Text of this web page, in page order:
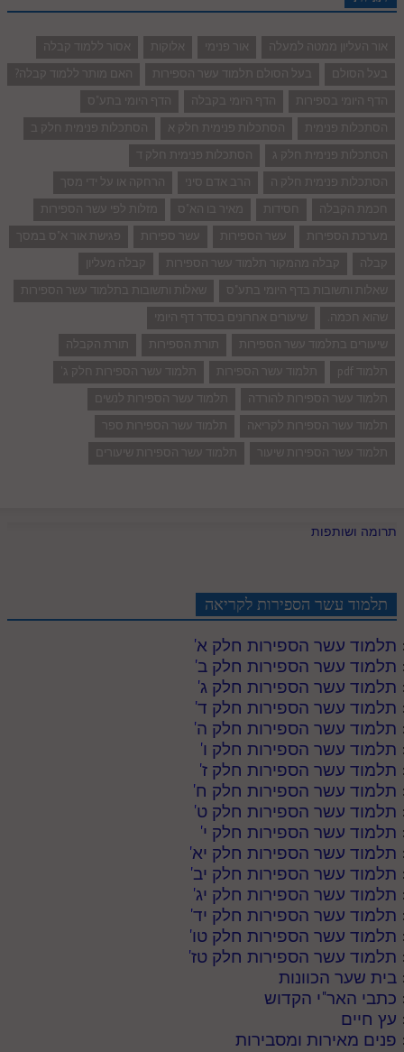
אור העליון ממטה למעלה אור פנימי אלוקות
אסור ללמוד קבלה
בעל הסולם
בעל הסולם תלמוד עשר הספירות
האם מותר ללמוד קבלה?
הדף היומי בספירות
הדף היומי בקבלה
הדף היומי בתע"ס
הסתכלות פנימית
הסתכלות פנימית חלק א
הסתכלות פנימית חלק ב
הסתכלות פנימית חלק ג
הסתכלות פנימית חלק ד
הסתכלות פנימית חלק ה
הרב אדם סיני
הרחקה או על ידי מסך
חכמת הקבלה
חסידות מאיר בו הא"ס
מזלות לפי עשר הספירות
מערכת הספירות
עשר הספירות עשר ספירות
פגישת אור א"ס במסך
קבלה
קבלה מהמקור תלמוד עשר הספירות
קבלה מעליון
שאלות ותשובות בדף היומי בתע"ס
שאלות ותשובות בתלמוד עשר הספירות
שהוא חכמה.
שיעורים אחרונים בסדר דף היומי
שיעורים בתלמוד עשר הספירות
תורת הספירות
תורת הקבלה
תלמוד pdf
תלמוד עשר הספירות
תלמוד עשר הספירות חלק ג'
תלמוד עשר הספירות להורדה
תלמוד עשר הספירות לנשים
תלמוד עשר הספירות לקריאה
תלמוד עשר הספירות ספר
תלמוד עשר הספירות שיעור
תלמוד עשר הספירות שיעורים
תרומה ושותפות
תלמוד עשר הספירות לקריאה
תלמוד עשר הספירות חלק א'
תלמוד עשר הספירות חלק ב'
תלמוד עשר הספירות חלק ג'
תלמוד עשר הספירות חלק ד'
תלמוד עשר הספירות חלק ה'
תלמוד עשר הספירות חלק ו'
תלמוד עשר הספירות חלק ז'
תלמוד עשר הספירות חלק ח'
תלמוד עשר הספירות חלק ט'
תלמוד עשר הספירות חלק י'
תלמוד עשר הספירות חלק יא'
תלמוד עשר הספירות חלק יב'
תלמוד עשר הספירות חלק יג'
תלמוד עשר הספירות חלק יד'
תלמוד עשר הספירות חלק טו'
תלמוד עשר הספירות חלק טז'
בית שער הכוונות
כתבי האר"י הקדוש
עץ חיים
פנים מאירות ומסבירות